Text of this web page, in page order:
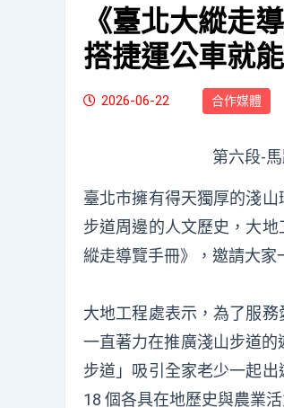
《臺北大縱走
搭捷運公車就
2026-06-22 合作媒體
第六段-
臺北市擁有得天獨厚的淺
步道周邊的人文歷史，大
縱走導覽手冊》，邀請大家
大地工程處表示，為了服
一直著力在推廣淺山步道
步道」吸引全家老少一起
18 個各具在地歷史與農業